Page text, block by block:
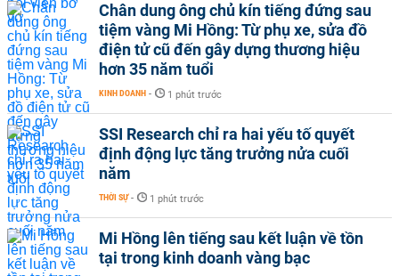
Chân dung ông chủ kín tiếng đứng sau
tiệm vàng Mi Hồng: Từ phụ xe, sửa đồ
điện tử cũ đến gây dựng thương hiệu
hơn 35 năm tuổi
KINH DOANH - 1 phút trước
SSI Research chỉ ra hai yếu tố quyết
định động lực tăng trưởng nửa cuối
năm
THỜI SỰ - 1 phút trước
Mi Hồng lên tiếng sau kết luận về tồn
tại trong kinh doanh vàng bạc